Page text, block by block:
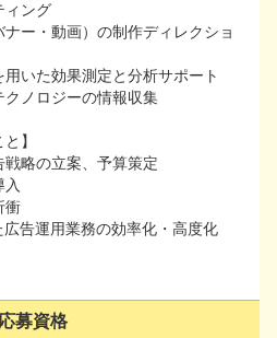
, SEM, アプリ広告等）の入稿、
ィング
ナー・動画）の制作ディレクシ
用いた効果測定と分析サポート
と】
戦略の立案、予算策定
入
衝
ィング
ナー・動画）の制作ディレクショ
用いた効果測定と分析サポート
クノロジーの情報収集
】
戦略の立案、予算策定
入
衝
広告運用業務の効率化・高度化
応募資格